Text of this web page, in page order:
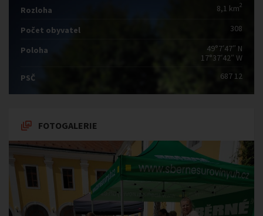
Rozloha 8,1 km2
Počet obyvatel 308
Poloha
49°7′47″ N
17°37′42″ W
PSČ
687 12
FOTOGALERIE